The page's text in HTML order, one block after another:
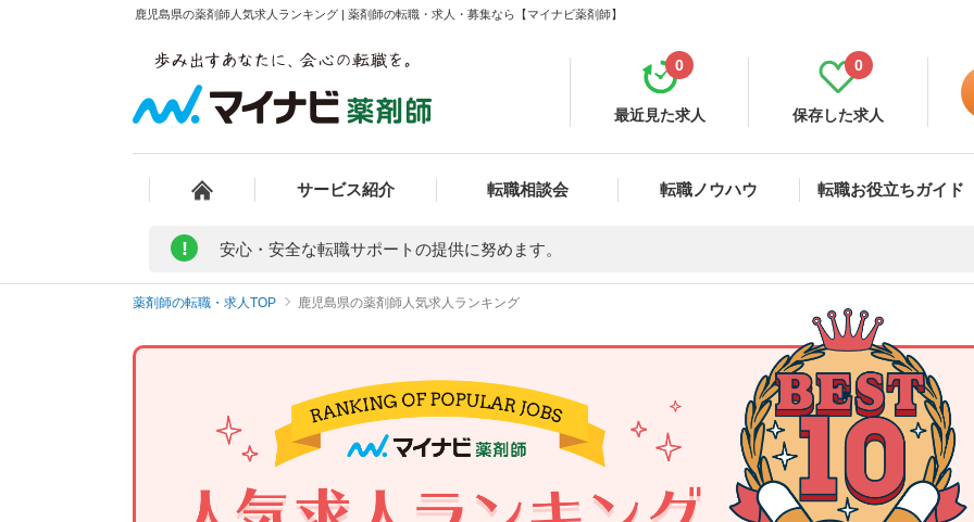
鹿児島県の薬剤師人気求人ランキング | 薬剤師の転職・求人・募集なら【マイナビ薬剤師】
最近見た求人
0
保存した求人
0
サービス紹介 転職相談会 転職ノウハウ 転職お役立ちガイド
! 安心・安全な転職サポートの提供に努めます。
薬剤師の転職・求人TOP 鹿児島県の薬剤師人気求人ランキング